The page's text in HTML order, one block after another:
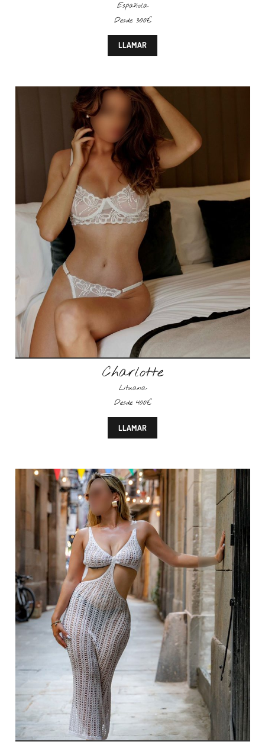
Española
Desde 300€
LLAMAR
Charlotte
Lituana
Desde 400€
LLAMAR